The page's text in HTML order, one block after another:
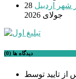
28
جولای 2026
دیدگاه ها (0)
تایید توسط